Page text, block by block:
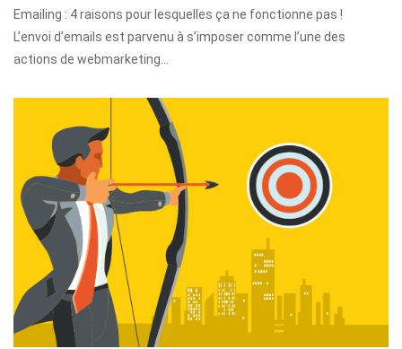
Emailing : 4 raisons pour lesquelles ça ne fonctionne pas !
L’envoi d’emails est parvenu à s’imposer comme l’une des
actions de webmarketing…